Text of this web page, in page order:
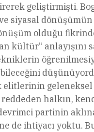
geliştirmişti.
siyasal
olduğu
kültür” anlayışını
elitlerinin
halkın,
partinin
de ihtiyacı yoktu.